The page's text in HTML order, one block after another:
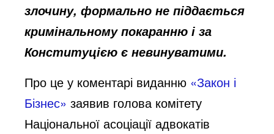
злочину, формально не піддається
кримінальному покаранню і за
Конституцією є невинуватими.
Про це у коментарі виданню «Закон і
Бізнес» заявив голова комітету
Національної асоціації адвокатів